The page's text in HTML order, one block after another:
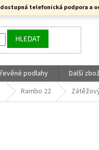
telefonická podpora
HLEDAT
podlahy Další
Rambo 22